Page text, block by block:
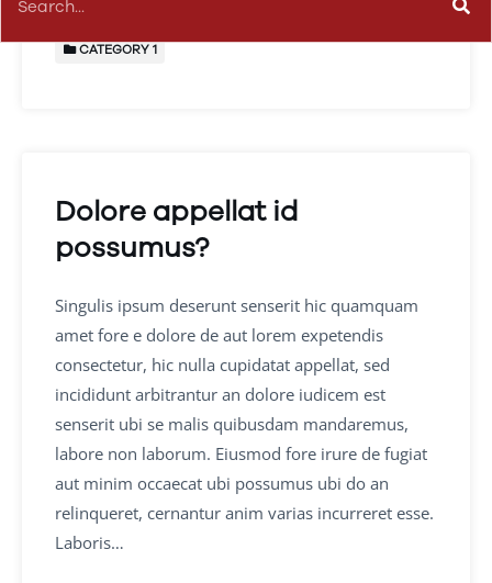
CATEGORY 1
Dolore appellat id
possumus?
Singulis ipsum deserunt senserit hic quamquam
amet fore e dolore de aut lorem expetendis
consectetur, hic nulla cupidatat appellat, sed
incididunt arbitrantur an dolore iudicem est
senserit ubi se malis quibusdam mandaremus,
labore non laborum. Eiusmod fore irure de fugiat
aut minim occaecat ubi possumus ubi do an
relinqueret, cernantur anim varias incurreret esse.
Laboris…